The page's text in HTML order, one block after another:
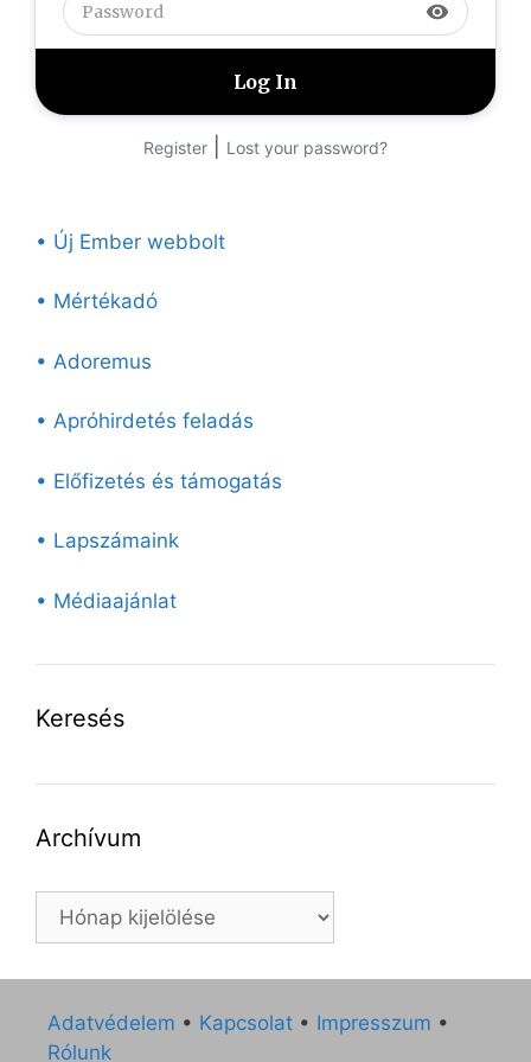
visibility
Register Lost your password?
• Új Ember webbolt
• Mértékadó
• Adoremus
• Apróhirdetés feladás
• Előfizetés és támogatás
• Lapszámaink
• Médiaajánlat
Keresés
Archívum
Archívum
Adatvédelem • Kapcsolat • Impresszum •
Rólunk